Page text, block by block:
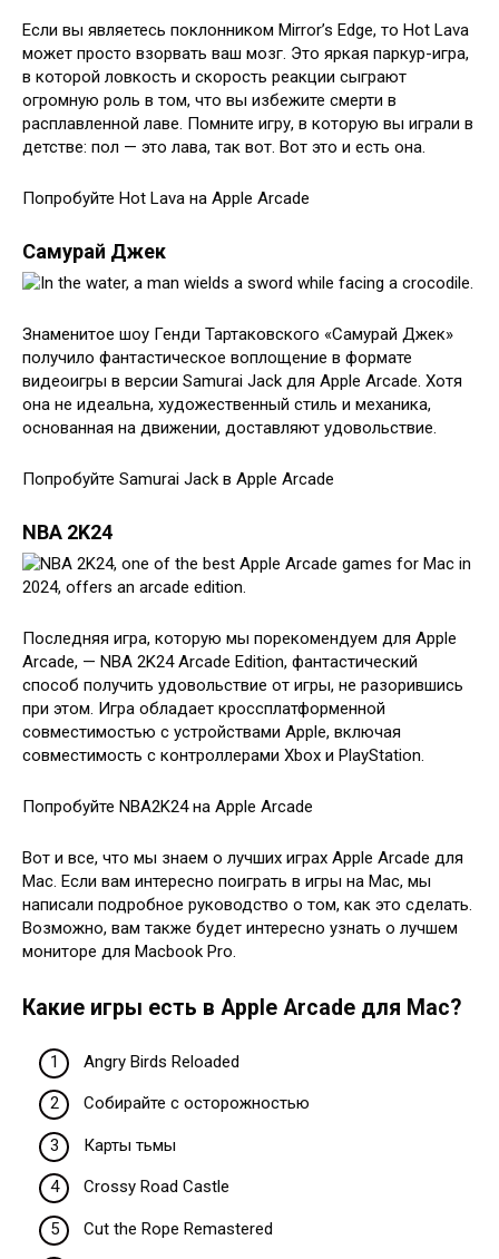
Если вы являетесь поклонником Mirror’s Edge, то Hot Lava
может просто взорвать ваш мозг. Это яркая паркур-игра,
в которой ловкость и скорость реакции сыграют
огромную роль в том, что вы избежите смерти в
расплавленной лаве. Помните игру, в которую вы играли в
детстве: пол — это лава, так вот. Вот это и есть она.
Попробуйте Hot Lava на Apple Arcade
Самурай Джек
Знаменитое шоу Генди Тартаковского «Самурай Джек»
получило фантастическое воплощение в формате
видеоигры в версии Samurai Jack для Apple Arcade. Хотя
она не идеальна, художественный стиль и механика,
основанная на движении, доставляют удовольствие.
Попробуйте Samurai Jack в Apple Arcade
NBA 2K24
Последняя игра, которую мы порекомендуем для Apple
Arcade, — NBA 2K24 Arcade Edition, фантастический
способ получить удовольствие от игры, не разорившись
при этом. Игра обладает кроссплатформенной
совместимостью с устройствами Apple, включая
совместимость с контроллерами Xbox и PlayStation.
Попробуйте NBA2K24 на Apple Arcade
Вот и все, что мы знаем о лучших играх Apple Arcade для
Mac. Если вам интересно поиграть в игры на Mac, мы
написали подробное руководство о том, как это сделать.
Возможно, вам также будет интересно узнать о лучшем
мониторе для Macbook Pro.
Какие игры есть в Apple Arcade для Mac?
Angry Birds Reloaded
Собирайте с осторожностью
Карты тьмы
Crossy Road Castle
Cut the Rope Remastered